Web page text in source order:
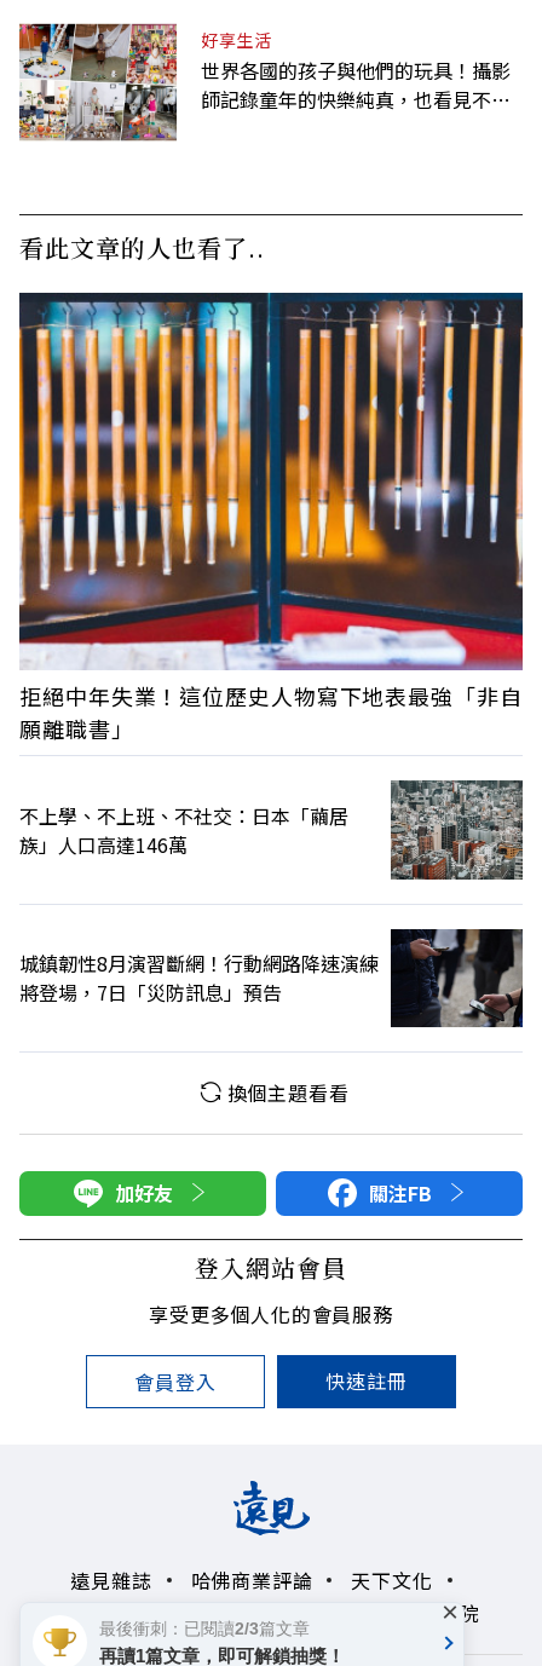
好享生活
世界各國的孩子與他們的玩具！攝影
師記錄童年的快樂純真，也看見不同
看此文章的人也看了..
拒絕中年失業！這位歷史人物寫下地表最強「非自
願離職書」
不上學、不上班、不社交：日本「繭居
族」人口高達146萬
城鎮韌性8月演習斷網！行動網路降速演練
將登場，7日「災防訊息」預告
換個主題看看
加好友 關注FB
登入網站會員
享受更多個人化的會員服務
會員登入 快速註冊
遠見雜誌 哈佛商業評論
天下文化
未來親子學習平台
領導影響力學院
最後衝刺：已閱讀2/3篇文章
再讀1篇文章，即可解鎖抽獎！
×